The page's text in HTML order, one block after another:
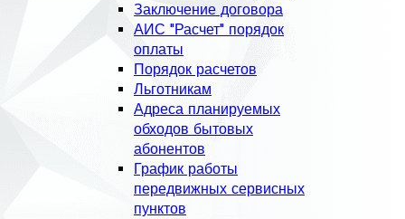
Заключение договора
АИС "Расчет" порядок
оплаты
Порядок расчетов
Льготникам
Адреса планируемых
обходов бытовых
абонентов
График работы
передвижных сервисных
пунктов